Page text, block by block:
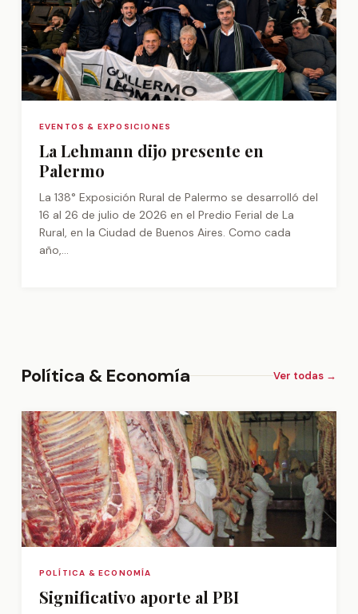
EVENTOS & EXPOSICIONES
La Lehmann dijo presente en
Palermo
La 138° Exposición Rural de Palermo se desarrolló del
16 al 26 de julio de 2026 en el Predio Ferial de La
Rural, en la Ciudad de Buenos Aires. Como cada
año,...
Política & Economía Ver todas →
POLÍTICA & ECONOMÍA
Significativo aporte al PBI